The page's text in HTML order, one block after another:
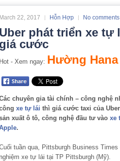
March 22, 2017 Hỗn Hợp No comments
Uber phát triển xe tự
giá cước
Hot - Xem ngay: Hường
chuyên gia tài chính – công nghệ
xe tự lái thì giá cước taxi của
xuất ô tô, công nghệ đầu tư vào xe
.
tuần qua, Pittsburgh Business
nghiệm xe tự lái tại TP Pittsburgh (Mỹ).